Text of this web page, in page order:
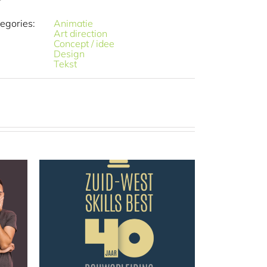
Animatie
Art direction
Concept / idee
Design
Tekst